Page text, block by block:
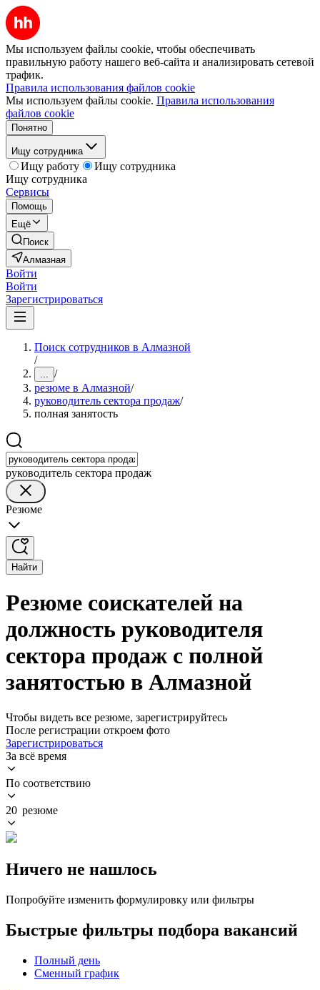
Мы используем файлы cookie, чтобы обеспечивать
правильную работу нашего веб-сайта и анализировать сетевой
трафик.
Правила использования файлов cookie
Мы используем файлы cookie. Правила использования
файлов cookie
Понятно
Ищу сотрудника
Ищу работу
Ищу сотрудника
Ищу сотрудника
Сервисы
Помощь
Ещё
Поиск
Алмазная
Войти
Войти
Зарегистрироваться
Поиск сотрудников в Алмазной
/
... /
резюме в Алмазной/
руководитель сектора продаж/
полная занятость
руководитель сектора продаж
Резюме
Найти
Резюме соискателей на
должность руководителя
сектора продаж с полной
занятостью в Алмазной
Чтобы видеть все резюме, зарегистрируйтесь
После регистрации откроем фото
Зарегистрироваться
За всё время
По соответствию
20 резюме
Ничего не нашлось
Попробуйте изменить формулировку или фильтры
Быстрые фильтры подбора вакансий
Полный день
Сменный график